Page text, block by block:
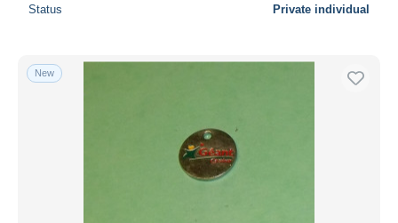
Status Private individual
New